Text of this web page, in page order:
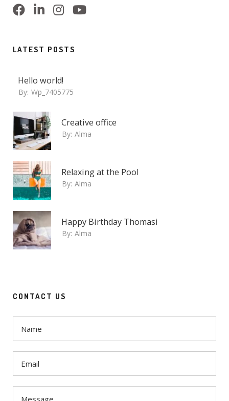
LATEST POSTS
Hello world!
By: Wp_7405775
Creative office
By: Alma
Relaxing at the Pool
By: Alma
Happy Birthday Thomasi
By: Alma
CONTACT US